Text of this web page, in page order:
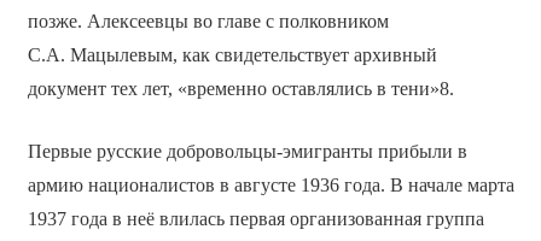
позже. Алексеевцы во главе с полковником
С.А. Мацылевым, как свидетельствует архивный
документ тех лет, «временно оставлялись в тени»8.
Первые русские добровольцы-эмигранты прибыли в
армию националистов в августе 1936 года. В начале марта
1937 года в неё влилась первая организованная группа